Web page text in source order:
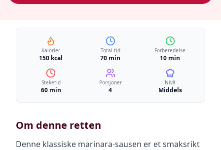
Kalorier
150 kcal
Total tid
70 min
Forberedelse
10 min
Steketid
60 min
Porsjoner
4
Nivå
Middels
Om denne retten
Denne klassiske marinara-sausen er et smaksrikt